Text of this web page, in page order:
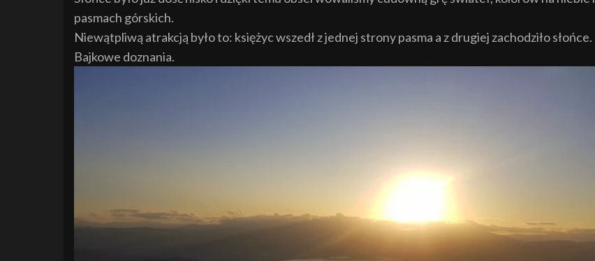
pasmach górskich.
Niewątpliwą atrakcją było to: księżyc wszedł z jednej strony pasma a z drugiej zachodziło słońce.
Bajkowe doznania.